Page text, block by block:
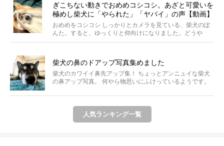
ぎこちない動きでおめめコシコシ。あざと可愛いを
極めし柴犬に「やられた」「ヤバイ」の声【動画】
おめめをコシコシ しっかりとカメラを見ている、柴犬のぽ
んた。すると、ゆっくりと仰向けになりました。どうや
ら、お...
柴犬の鼻のドアップ写真集めました
柴犬のカワイイ鼻先アップ集！ ちょっとアンニュイな柴犬
の鼻アップ写真。 何やら物思いにふけっているようです。
人気ランキング一覧